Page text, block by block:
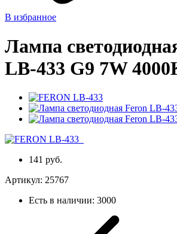
В избранное
Лампа
LB-433 G9 7W
141 руб.
Артикул: 25767
Есть в наличии: 3000